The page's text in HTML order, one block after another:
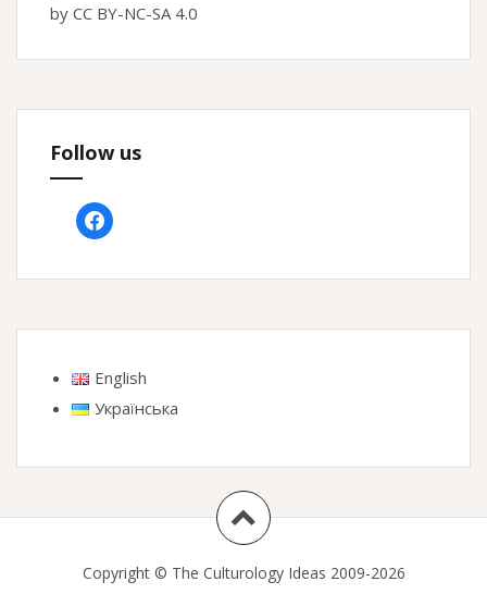
by CC BY-NC-SA 4.0
Follow us
facebook
English
Українська
Copyright © The Culturology Ideas 2009-2026